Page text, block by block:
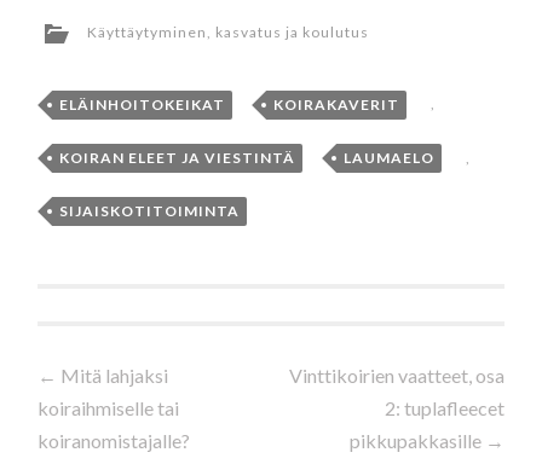
Käyttäytyminen, kasvatus ja koulutus
ELÄINHOITOKEIKAT , KOIRAKAVERIT ,
KOIRAN ELEET JA VIESTINTÄ , LAUMAELO ,
SIJAISKOTITOIMINTA
Artikkelien
selaus
← Mitä lahjaksi
koiraihmiselle tai
koiranomistajalle?
Vinttikoirien vaatteet, osa
2: tuplafleecet
pikkupakkasille →